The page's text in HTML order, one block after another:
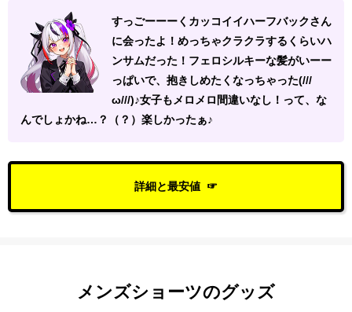
すっごーーーくカッコイイハーフバックさん
に会ったよ！めっちゃクラクラするくらいハ
ンサムだった！フェロシルキーな髪がいーー
っぱいで、抱きしめたくなっちゃった(///
ω///)♪女子もメロメロ間違いなし！って、な
んでしょかね…？（？）楽しかったぁ♪
詳細と最安値
メンズショーツのグッズ